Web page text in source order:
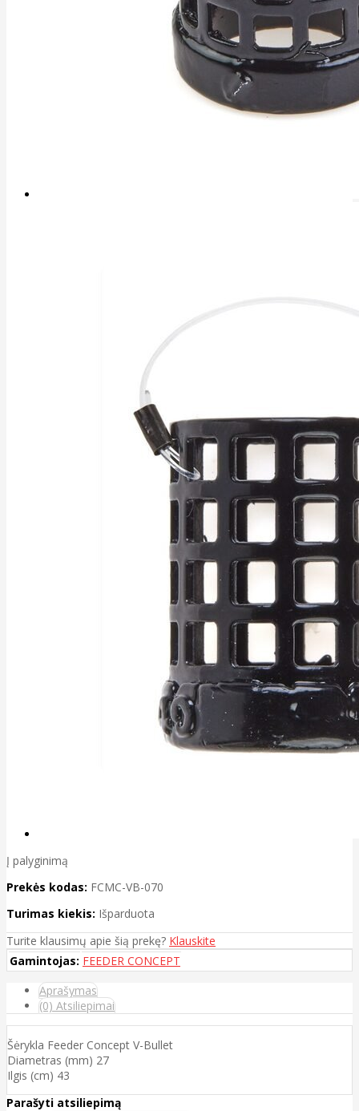
Į palyginimą
Prekės kodas: FCMC-VB-070
Turimas kiekis: Išparduota
Turite klausimų apie šią prekę? Klauskite
Gamintojas: FEEDER CONCEPT
Aprašymas
(0) Atsiliepimai
Šėrykla Feeder Concept V-Bullet
Diametras (mm) 27
Ilgis (cm) 43
Parašyti atsiliepimą